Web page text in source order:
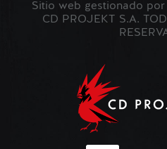
Sitio web gestionado por
CD PROJEKT S.A.